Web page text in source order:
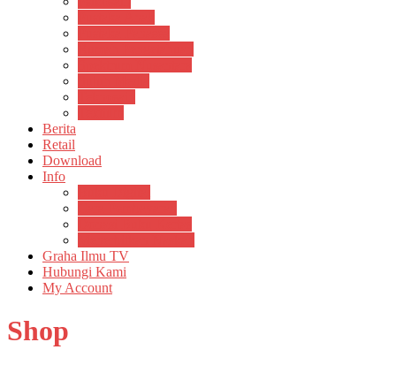
Berita
Retail
Download
Info
Graha Ilmu TV
Hubungi Kami
My Account
Shop